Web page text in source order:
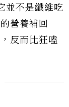
並不是纖維吃
營養補回
反而比狂嗑